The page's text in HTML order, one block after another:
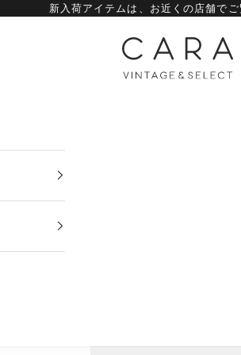
新入荷アイテムは、 お近くの店舗でご
CARA vintage&select